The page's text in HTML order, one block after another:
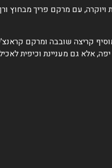
ויוקרה, עם מרקם פריך מבחוץ
קריצה שובבה ומרקם
אלא גם מעניינת וכיפית